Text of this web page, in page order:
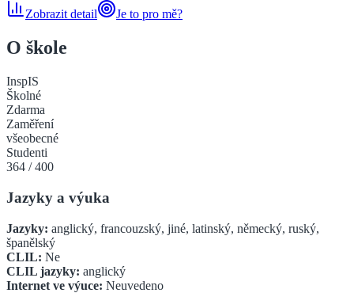
Zobrazit detail Je to pro mě?
O škole
InspIS
Školné
Zdarma
Zaměření
všeobecné
Studenti
364 /400
Jazyky a výuka
Jazyky: anglický, francouzský, jiné, latinský, německý, ruský,
španělský
CLIL: Ne
CLIL jazyky: anglický
Internet ve výuce: Neuvedeno